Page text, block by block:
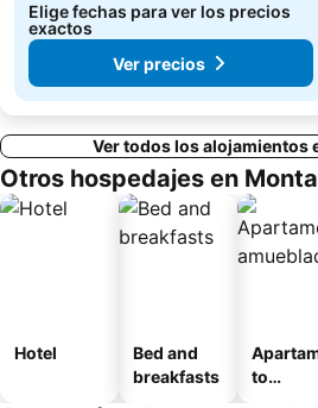
Elige fechas para ver los precios
exactos
Ver precios
Ver todos los alojamientos
Otros hospedajes en
Hotel
Bed and
breakfasts
to